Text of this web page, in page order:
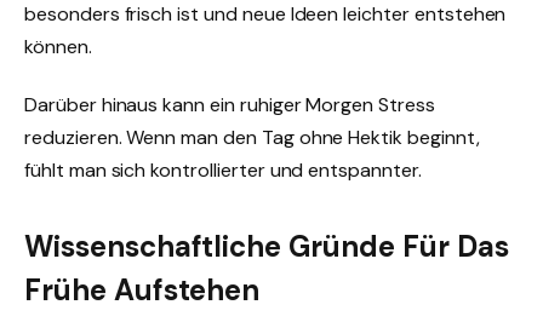
besonders frisch ist und neue Ideen leichter entstehen
können.
Darüber hinaus kann ein ruhiger Morgen Stress
reduzieren. Wenn man den Tag ohne Hektik beginnt,
fühlt man sich kontrollierter und entspannter.
Wissenschaftliche Gründe Für Das
Frühe Aufstehen